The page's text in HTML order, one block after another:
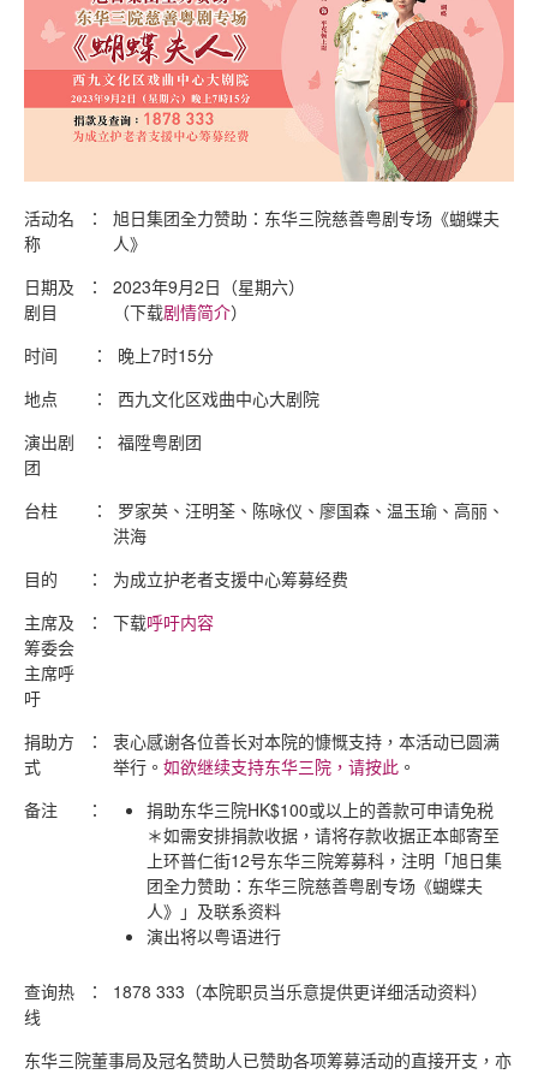
活动名
称
：
旭日集团全力赞助：东华三院慈善粤剧专场《蝴蝶夫
人》
日期及
剧目
：
2023年9月2日（星期六）
（下载剧情简介）
时间
：
晚上7时15分
地点
：
西九文化区戏曲中心大剧院
演出剧
团
： 福陞粤剧团
台柱 ：
罗家英、汪明荃、陈咏仪、廖国森、温玉瑜、高丽、
洪海
目的
：
为成立护老者支援中心筹募经费
主席及
筹委会
主席呼
吁
： 下载呼吁内容
捐助方
式
：
衷心感谢各位善长对本院的慷慨支持，本活动已圆满
举行。 如欲继续支持东华三院，请按此 。
备注
：
捐助东华三院HK$100或以上的善款可申请免税
＊如需安排捐款收据，请将存款收据正本邮寄至
上环普仁街12号东华三院筹募科，注明「旭日集
团全力赞助：东华三院慈善粤剧专场《蝴蝶夫
人》」及联系资料
演出将以粤语进行
查询热
线
： 1878 333（本院职员当乐意提供更详细活动资料）
东华三院董事局及冠名赞助人已赞助各项筹募活动的直接开支，亦